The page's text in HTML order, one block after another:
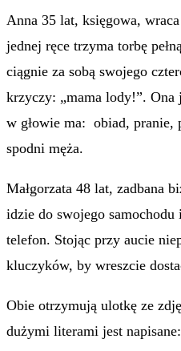
Anna 35 lat, księgowa,
jednej ręce trzyma torbę
ciągnie za sobą swojego
krzyczy: „mama lody!”. Ona
w głowie ma: obiad, pranie,
spodni męża.
Małgorzata 48 lat, zadbana
idzie do swojego
telefon. Stojąc przy aucie
kluczyków, by wreszcie
Obie otrzymują ulotkę ze
dużymi literami jest